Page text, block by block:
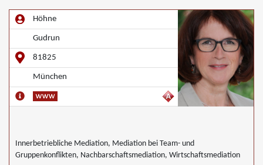
Höhne
Gudrun
81825
München
Innerbetriebliche Mediation, Mediation bei Team- und
Gruppenkonflikten, Nachbarschaftsmediation, Wirtschaftsmediation